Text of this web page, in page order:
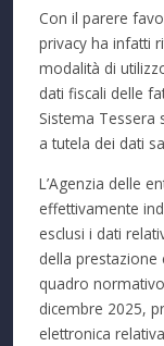
Con il parere
privacy ha infatti
modalità di
dati fiscali delle
Sistema Tessera
a tutela dei dati
L’Agenzia delle
effettivamente
esclusi i dati
della prestazione
quadro
dicembre 2025,
elettronica